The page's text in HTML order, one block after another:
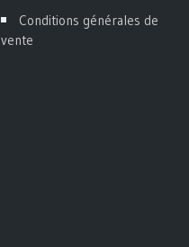
Conditions générales de
vente